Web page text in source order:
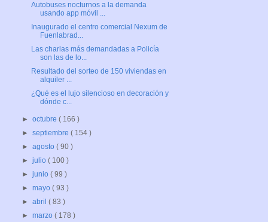
Autobuses nocturnos a la demanda
usando app móvil ...
Inaugurado el centro comercial Nexum de
Fuenlabrad...
Las charlas más demandadas a Policía
son las de lo...
Resultado del sorteo de 150 viviendas en
alquiler ...
¿Qué es el lujo silencioso en decoración y
dónde c...
►octubre( 166 )
►septiembre( 154 )
►agosto( 90 )
►julio( 100 )
►junio( 99 )
►mayo( 93 )
►abril( 83 )
►marzo( 178 )